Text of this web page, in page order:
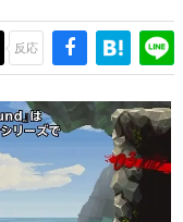
さんに取材し、ゲームが
主要なトピック・タイト
タビューや識者による
できる決定版！
反応